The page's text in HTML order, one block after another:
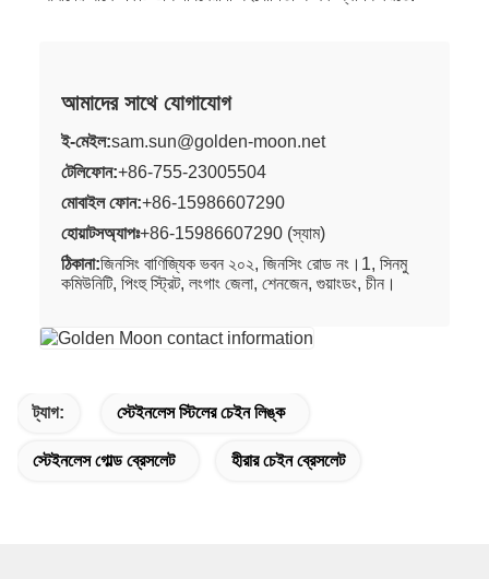
আমাদের সাথে যোগাযোগ
ই-মেইল:sam.sun@golden-moon.net
টেলিফোন:+86-755-23005504
মোবাইল ফোন:+86-15986607290
হোয়াটসঅ্যাপঃ+86-15986607290 (স্যাম)
ঠিকানা:জিনসিং বাণিজ্যিক ভবন ২০২, জিনসিং রোড নং।1, সিনমু
কমিউনিটি, পিংহু স্ট্রিট, লংগাং জেলা, শেনজেন, গুয়াংডং, চীন।
ট্যাগ: স্টেইনলেস স্টিলের চেইন লিঙ্ক
স্টেইনলেস গোল্ড ব্রেসলেট হীরার চেইন ব্রেসলেট